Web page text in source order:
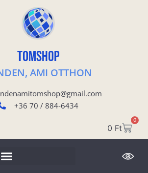
TOMSHOP
AMI OTTHON
+36 70 / 884-6434
0 Ft
0